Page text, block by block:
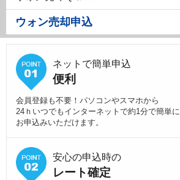
ウォン売却申込
ネットで簡単申込
便利
会員登録も不要！パソコンやスマホから
24ｈいつでもインターネットで約1分で簡単に
お申込みいただけます。
安心の申込時の
レート確定